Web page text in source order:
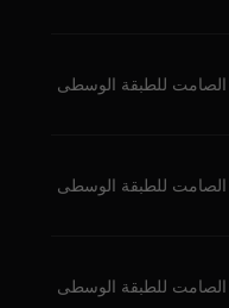
الصامت للطبقة الوسطى
الصامت للطبقة الوسطى
الصامت للطبقة الوسطى